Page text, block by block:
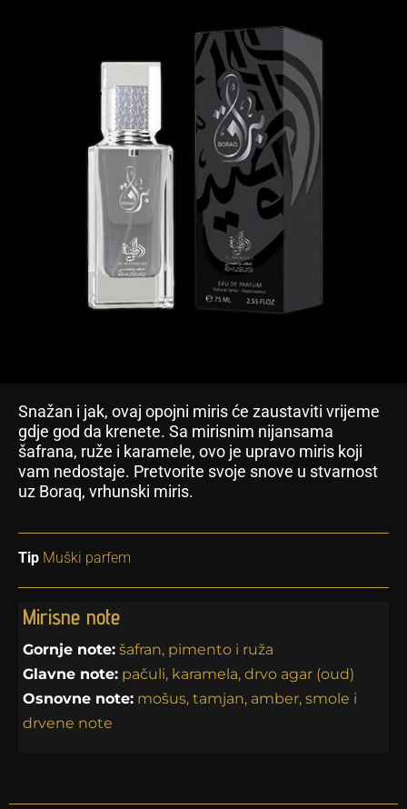
Snažan i jak, ovaj opojni miris će zaustaviti vrijeme
gdje god da krenete. Sa mirisnim nijansama
šafrana, ruže i karamele, ovo je upravo miris koji
vam nedostaje. Pretvorite svoje snove u stvarnost
uz Boraq, vrhunski miris.
Tip Muški parfem
Mirisne note
Gornje note: šafran, pimento i ruža
Glavne note: pačuli, karamela, drvo agar (oud)
Osnovne note: mošus, tamjan, amber, smole i
drvene note